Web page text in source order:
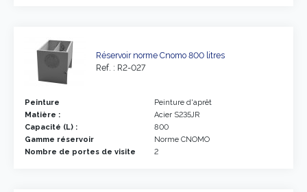
Réservoir norme Cnomo 800 litres
Ref. : R2-027
Peinture
Peinture d'aprêt
Matière :
Acier S235JR
Capacité (L) :
800
Gamme réservoir
Norme CNOMO
Nombre de portes de visite
2